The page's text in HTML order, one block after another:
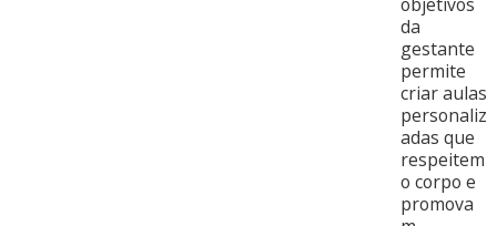
da
gestante
permite
criar aulas
personaliz
adas que
respeitem
o corpo e
promova